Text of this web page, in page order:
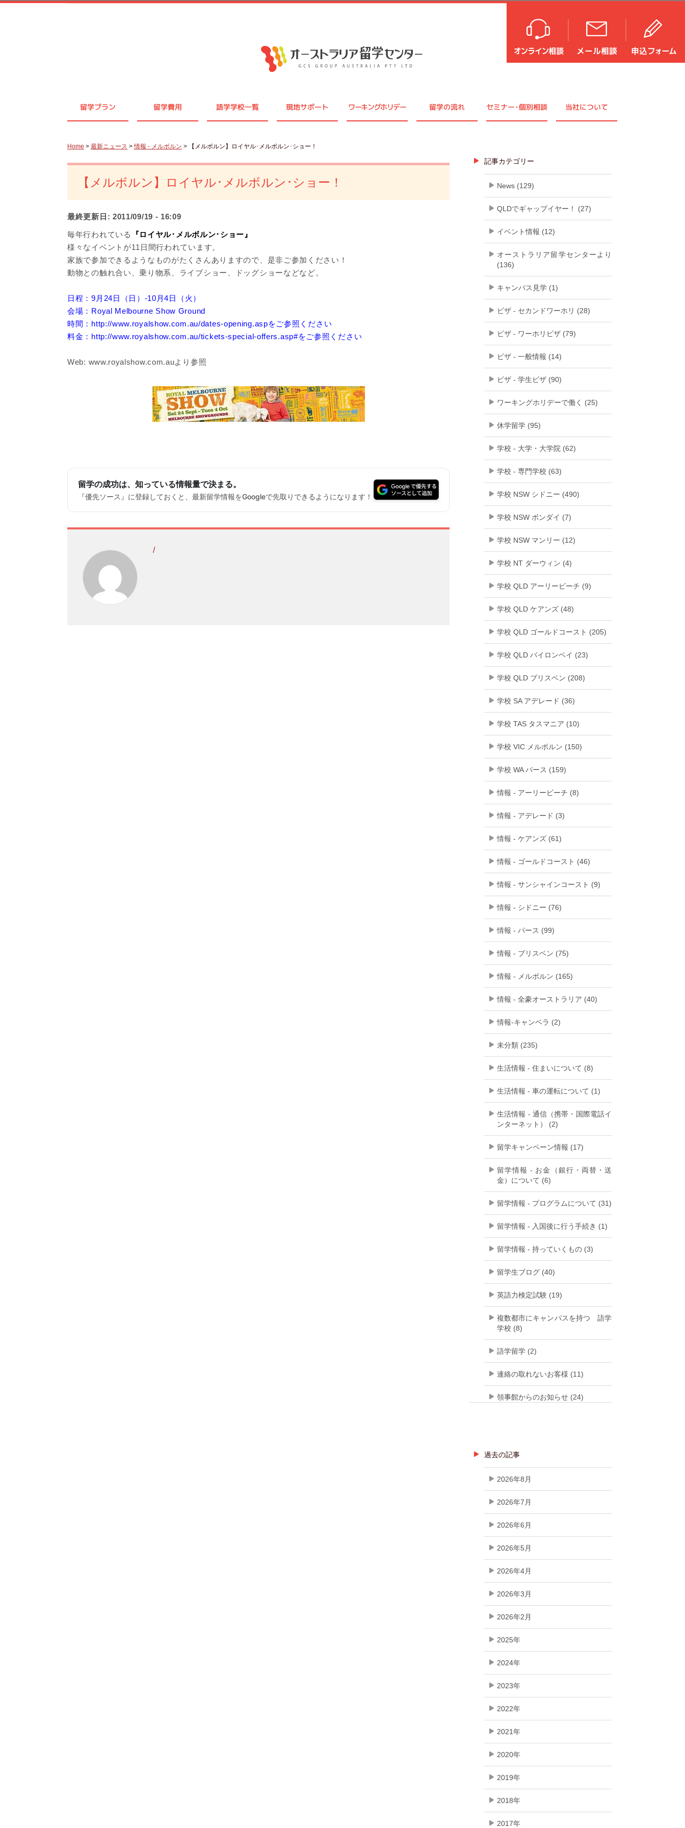
留学プラン 留学費用 語学学校一覧 現地サポート ワーキングホリデー 留学の流れ セミナー・個別相談 当社について
Home > 最新ニュース >情報 - メルボルン > 【メルボルン】ロイヤル･メルボルン･ショー！
【メルボルン】ロイヤル･メルボルン･ショー！
最終更新日: 2011/09/19 - 16:09
毎年行われている
『ロイヤル･メルボルン･ショー』
様々なイベントが11日間行われています。
家族で参加できるようなものがたくさんありますので、是非ご参加ください！
動物との触れ合い、乗り物系、ライブショー、ドッグショーなどなど。
日程：9月24日（日）-10月4日（火）
会場：Royal Melbourne Show Ground
時間：http://www.royalshow.com.au/dates-opening.aspをご参照ください
料金：http://www.royalshow.com.au/tickets-special-offers.asp#をご参照ください
Web: www.royalshow.com.auより参照
留学の成功は、知っている情報量で決まる。
『優先ソース』に登録しておくと、最新留学情報をGoogleで先取りできるようになります！
/
記事カテゴリー
News (129)
QLDでギャップイヤー！ (27)
イベント情報 (12)
オーストラリア留学センターより
(136)
キャンパス見学 (1)
ビザ - セカンドワーホリ (28)
ビザ - ワーホリビザ (79)
ビザ - 一般情報 (14)
ビザ - 学生ビザ (90)
ワーキングホリデーで働く (25)
休学留学 (95)
学校 - 大学・大学院 (62)
学校 - 専門学校 (63)
学校 NSW シドニー (490)
学校 NSW ボンダイ (7)
学校 NSW マンリー (12)
学校 NT ダーウィン (4)
学校 QLD アーリービーチ (9)
学校 QLD ケアンズ (48)
学校 QLD ゴールドコースト (205)
学校 QLD バイロンベイ (23)
学校 QLD ブリスベン (208)
学校 SA アデレード (36)
学校 TAS タスマニア (10)
学校 VIC メルボルン (150)
学校 WA パース (159)
情報 - アーリービーチ (8)
情報 - アデレード (3)
情報 - ケアンズ (61)
情報 - ゴールドコースト (46)
情報 - サンシャインコースト (9)
情報 - シドニー (76)
情報 - パース (99)
情報 - ブリスベン (75)
情報 - メルボルン (165)
情報 - 全豪オーストラリア (40)
情報-キャンベラ (2)
未分類 (235)
生活情報 - 住まいについて (8)
生活情報 - 車の運転について (1)
生活情報 - 通信（携帯・国際電話イ
ンターネット） (2)
留学キャンペーン情報 (17)
留学情報 - お金（銀行・両替・送
金）について (6)
留学情報 - プログラムについて (31)
留学情報 - 入国後に行う手続き (1)
留学情報 - 持っていくもの (3)
留学生ブログ (40)
英語力検定試験 (19)
複数都市にキャンパスを持つ 語学
学校 (8)
語学留学 (2)
連絡の取れないお客様 (11)
領事館からのお知らせ (24)
過去の記事
2026年8月
2026年7月
2026年6月
2026年5月
2026年4月
2026年3月
2026年2月
2025年
2024年
2023年
2022年
2021年
2020年
2019年
2018年
2017年